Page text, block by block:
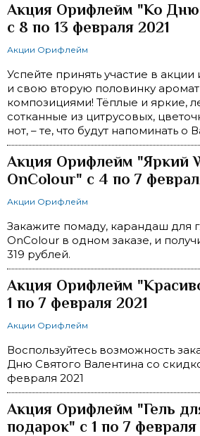
Акция Орифлейм "Ко
с 8 по 13 февраля 2021
Акции Орифлейм
Успейте принять участие в
и свою вторую половинку
композициями! Тёплые и яркие,
сотканные из цитрусовых,
нот, – те, что будут напоминать о
Акция Орифлейм "Яркий
OnColour" с 4 по 7
Акции Орифлейм
Закажите помаду, карандаш для
OnColour в одном заказе, и
319 рублей.
Акция Орифлейм
1 по 7 февраля 2021
Акции Орифлейм
Воспользуйтесь возможность
Дню Святого Валентина со
февраля 2021
Акция Орифлейм "Гель
подарок" с 1 по 7 февраля